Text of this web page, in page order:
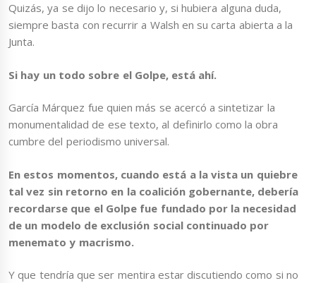
Quizás, ya se dijo lo necesario y, si hubiera alguna duda,
siempre basta con recurrir a Walsh en su carta abierta a la
Junta.
Si hay un todo sobre el Golpe, está ahí.
García Márquez fue quien más se acercó a sintetizar la
monumentalidad de ese texto, al definirlo como la obra
cumbre del periodismo universal.
En estos momentos, cuando está a la vista un quiebre
tal vez sin retorno en la coalición gobernante, debería
recordarse que el Golpe fue fundado por la necesidad
de un modelo de exclusión social continuado por
menemato y macrismo.
Y que tendría que ser mentira estar discutiendo como si no